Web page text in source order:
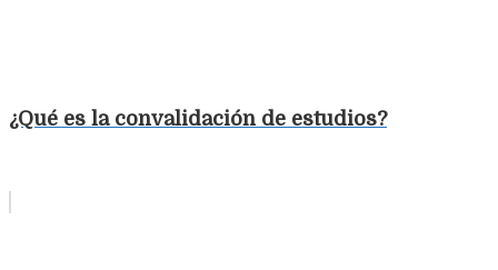
¿Qué es la convalidación de estudios?